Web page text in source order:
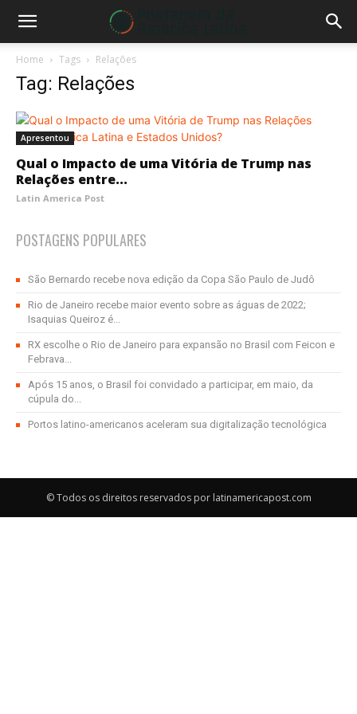
Home Tags Relações
Tag: Relações
Apresentou
Qual o Impacto de uma Vitória de Trump nas
Relações entre...
Latin America Post
POSTAGENS POPULARES
São Bernardo recebe nova edição da Copa São Paulo de Judô
Rio de Janeiro recebe maior evento sobre as águas de 2022;
Isaquias Queiroz é...
RX escolhe o Rio de Janeiro para expansão no Brasil com Feicon e
Febrava...
Após 15 anos, o Brasil foi convidado a participar, em maio, da
cúpula do...
Portos latino-americanos aceleram sua digitalização tecnológica
© Todos os direitos reservados por latinamericapost.com